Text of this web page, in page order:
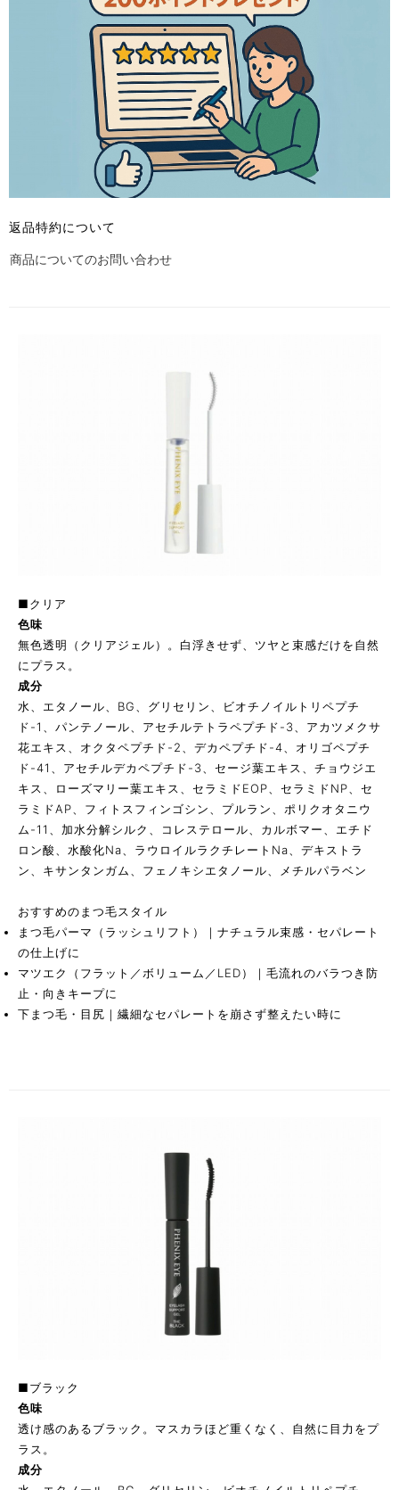
返品特約について
商品についてのお問い合わせ
■クリア
色味
無色透明（クリアジェル）。白浮きせず、ツヤと束感だけを自然
にプラス。
成分
水、エタノール、BG、グリセリン、ビオチノイルトリペプチ
ド-1、パンテノール、アセチルテトラペプチド-3、アカツメクサ
花エキス、オクタペプチド-2、デカペプチド-4、オリゴペプチ
ド-41、アセチルデカペプチド-3、セージ葉エキス、チョウジエ
キス、ローズマリー葉エキス、セラミドEOP、セラミドNP、セ
ラミドAP、フィトスフィンゴシン、プルラン、ポリクオタニウ
ム-11、加水分解シルク、コレステロール、カルボマー、エチド
ロン酸、水酸化Na、ラウロイルラクチレートNa、デキストラ
ン、キサンタンガム、フェノキシエタノール、メチルパラベン
おすすめのまつ毛スタイル
まつ毛パーマ（ラッシュリフト）｜ナチュラル束感・セパレート
の仕上げに
マツエク（フラット／ボリューム／LED）｜毛流れのバラつき防
止・向きキープに
下まつ毛・目尻｜繊細なセパレートを崩さず整えたい時に
■ブラック
色味
透け感のあるブラック。マスカラほど重くなく、自然に目力をプ
ラス。
成分